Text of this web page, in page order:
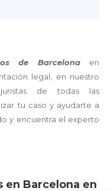
de Barcelona en
legal, en nuestro
de todas las
tu caso y ayudarte a
y encuentra el experto
en Barcelona en